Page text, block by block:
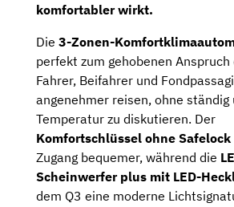
komfortabler wirkt.
Die 3-Zonen-
perfekt zum gehobenen Anspruch
Fahrer, Beifahrer und
angenehmer reisen, ohne ständig
Temperatur zu diskutieren. Der
Komfortschlüssel ohne Safelock
Zugang bequemer, während die
Scheinwerfer plus mit LED-
dem Q3 eine moderne